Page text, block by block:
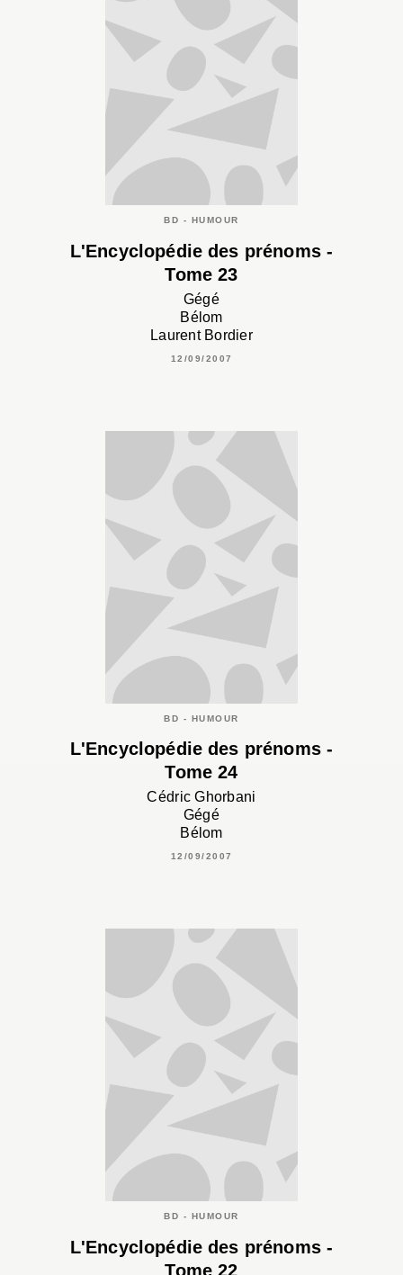
BD - HUMOUR
L'Encyclopédie des prénoms -
Tome 23
Gégé
Bélom
Laurent Bordier
12/09/2007
BD - HUMOUR
L'Encyclopédie des prénoms -
Tome 24
Cédric Ghorbani
Gégé
Bélom
12/09/2007
BD - HUMOUR
L'Encyclopédie des prénoms -
Tome 22